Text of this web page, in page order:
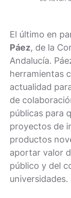
El último en
Páez, de la
Andalucía.
herramientas
actualidad
de
públicas para
proyectos de
productos
aportar valor
público y del
universidades.